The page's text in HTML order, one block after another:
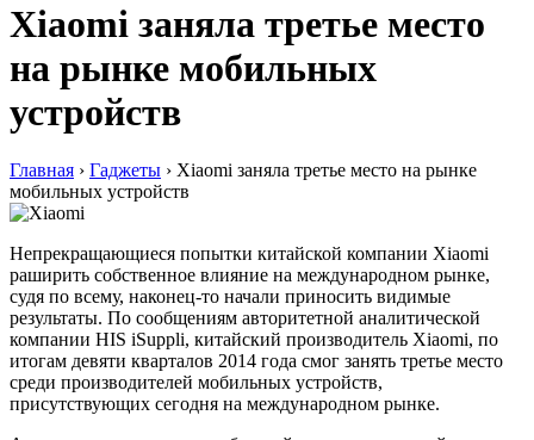
Xiaomi заняла третье место
на рынке мобильных
устройств
Главная › Гаджеты › Xiaomi заняла третье место на рынке
мобильных устройств
Непрекращающиеся попытки китайской компании Xiaomi
раширить собственное влияние на международном рынке,
судя по всему, наконец-то начали приносить видимые
результаты. По сообщениям авторитетной аналитической
компании HIS iSuppli, китайский производитель Xiaomi, по
итогам девяти кварталов 2014 года смог занять третье место
среди производителей мобильных устройств,
присутствующих сегодня на международном рынке.